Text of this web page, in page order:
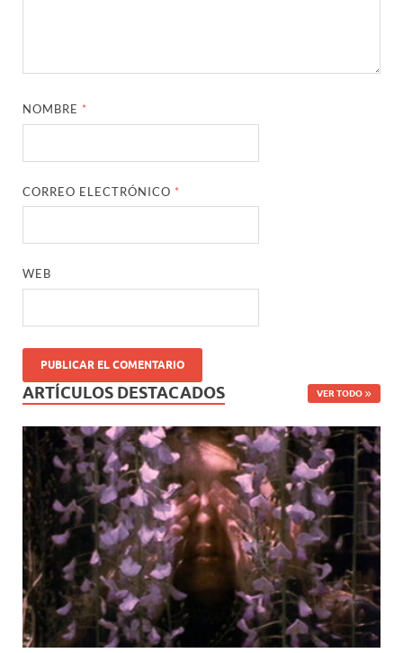
NOMBRE *
CORREO ELECTRÓNICO *
WEB
ARTÍCULOS DESTACADOS VER TODO